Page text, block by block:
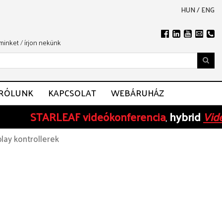
HUN/ENG
/írjon nekünk
KAPCSOLAT WEBÁRUHÁZ
STARLEAFvideókonferencia,hybrid
kontrollerek